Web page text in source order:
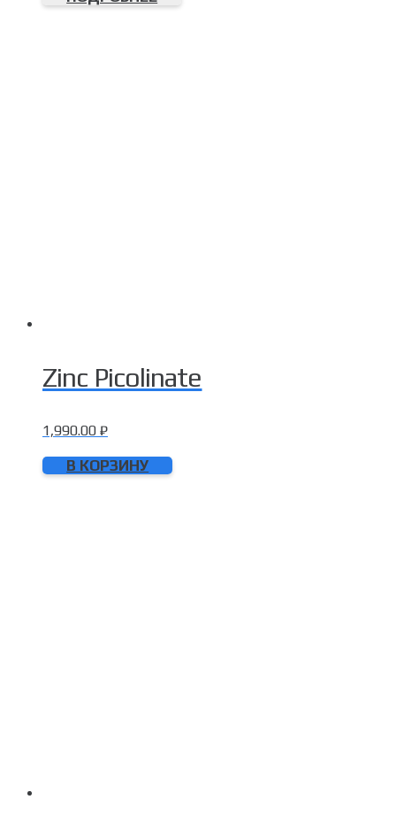
Zinc Picolinate
1,990.00 ₽
В КОРЗИНУ